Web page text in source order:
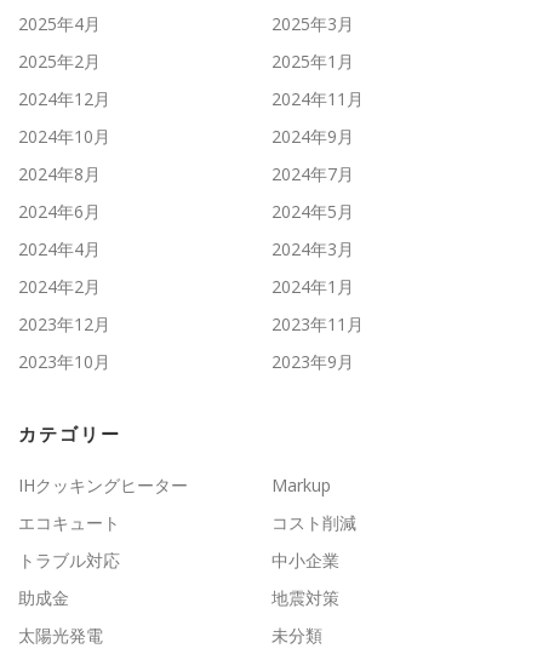
2025年4月
2025年3月
2025年2月
2025年1月
2024年12月
2024年11月
2024年10月
2024年9月
2024年8月
2024年7月
2024年6月
2024年5月
2024年4月
2024年3月
2024年2月
2024年1月
2023年12月
2023年11月
2023年10月
2023年9月
カテゴリー
IHクッキングヒーター
Markup
エコキュート
コスト削減
トラブル対応
中小企業
助成金
地震対策
太陽光発電
未分類